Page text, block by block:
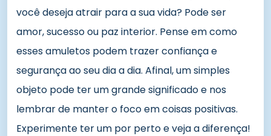
você deseja atrair para a sua vida? Pode ser
amor, sucesso ou paz interior. Pense em como
esses amuletos podem trazer confiança e
segurança ao seu dia a dia. Afinal, um simples
objeto pode ter um grande significado e nos
lembrar de manter o foco em coisas positivas.
Experimente ter um por perto e veja a diferença!